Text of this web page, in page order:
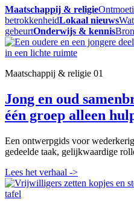
Maatschappij & religie
betrokkenheidLokaal nieuws
gebeurtOnderwijs & kennis
Maatschappij & religie 01
Jong en oud
één groep alleen
Een ontwerpgids voor
gedeelde taak, gelijkwaardige
Lees het verhaal ->